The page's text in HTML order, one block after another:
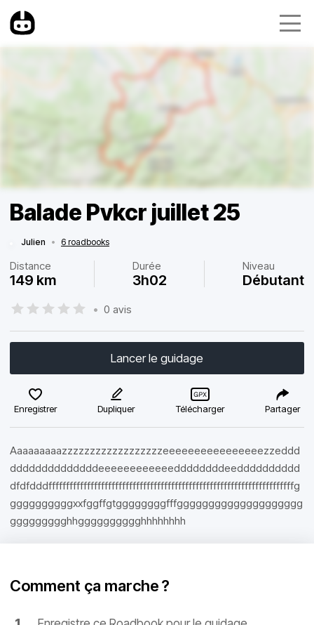
Balade Pvkcr juillet 25
Julien • 6 roadbooks
Distance
149 km
Durée
3h02
Niveau
Débutant
• 0 avis
Lancer le guidage
Enregistrer Dupliquer Télécharger Partager
Aaaaaaaaazzzzzzzzzzzzzzzzzzeeeeeeeeeeeeeeeezzeddd
ddddddddddddddeeeeeeeeeeeeddddddddeedddddddddd
dfdfdddffffffffffffffffffffffffffffffffffffffffffffffffffffffffffffffffffffffg
ggggggggggxxfggffgtggggggggfffgggggggggggggggggggg
ggggggggghhgggggggggghhhhhhhh
Comment ça marche ?